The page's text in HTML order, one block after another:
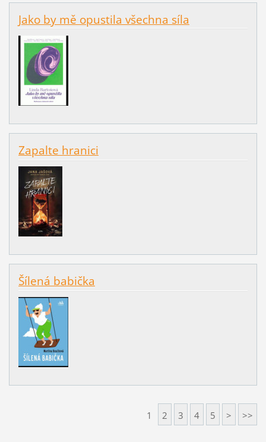
Jako by mě opustila všechna síla
Zapalte hranici
Šílená babička
1 2 3 4 5 > >>